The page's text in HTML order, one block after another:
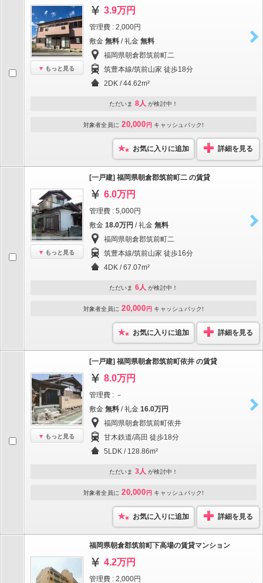
もっと見る
3.9万円
管理費 : 2,000円
敷金 無料 / 礼金 無料
福岡県朝倉郡筑前町二
筑豊本線/筑前山家 徒歩18分
2DK / 44.62m²
ただいま 8人 が検討中！
対象者全員に 20,000 円 キャッシュバック!
お気に入りに追加 詳細を見る
もっと見る
[一戸建] 福岡県朝倉郡筑前町二 の賃貸
6.0万円
管理費 : 5,000円
敷金 18.0万円 / 礼金 無料
福岡県朝倉郡筑前町二
筑豊本線/筑前山家 徒歩16分
4DK / 67.07m²
ただいま 6人 が検討中！
対象者全員に 20,000 円 キャッシュバック!
お気に入りに追加 詳細を見る
もっと見る
[一戸建] 福岡県朝倉郡筑前町依井 の賃貸
8.0万円
管理費 : －
敷金 無料 / 礼金 16.0万円
福岡県朝倉郡筑前町依井
甘木鉄道/高田 徒歩18分
5LDK / 128.86m²
ただいま 3人 が検討中！
対象者全員に 20,000 円 キャッシュバック!
お気に入りに追加 詳細を見る
福岡県朝倉郡筑前町下高場の賃貸マンション
4.2万円
管理費 : 2,000円